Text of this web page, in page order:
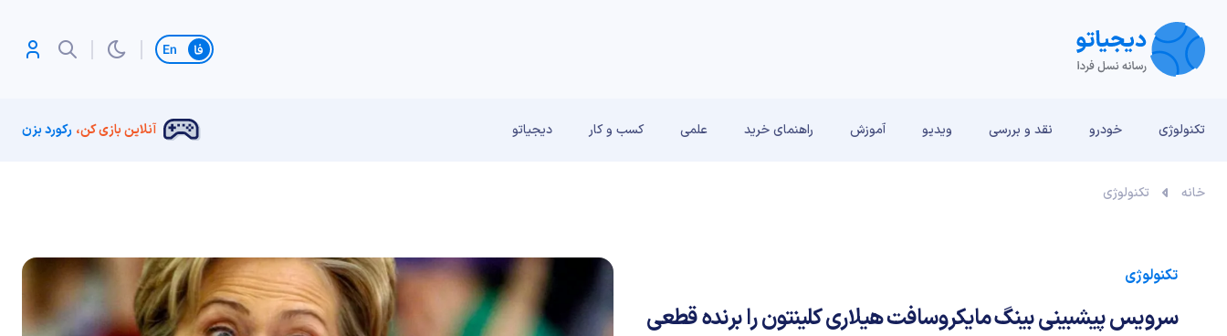
تغییر زبان
تکنولوژی خودرو نقد و بررسی‌ ویدیو آموزش راهنمای خرید علمی کسب و کار دیجیاتو آنلاین بازی کن، رکورد بزن
خانه تکنولوژی
تکنولوژی
سرویس پیشبینی بینگ مایکروسافت هیلاری کلینتون را برنده قطعی